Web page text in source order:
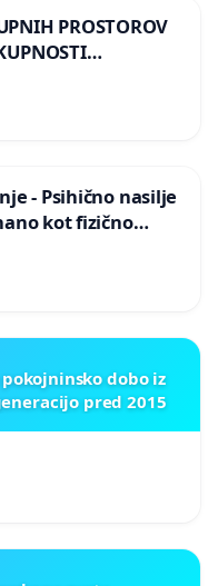
PROSTOROV
- Psihično nasilje
kot fizično
dobo iz
pred 2015